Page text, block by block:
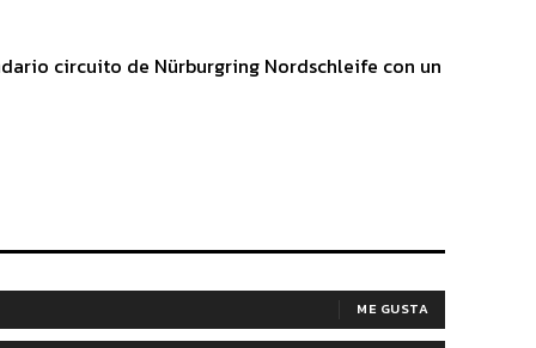
circuito de Nürburgring Nordschleife con un
ME GUSTA